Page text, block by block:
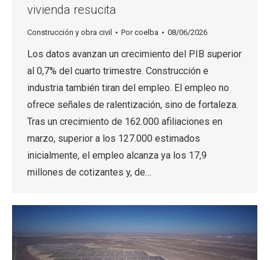
vivienda resucita
Construcción y obra civil Porcoelba 08/06/2026
Los datos avanzan un crecimiento del PIB superior
al 0,7% del cuarto trimestre. Construcción e
industria también tiran del empleo. El empleo no
ofrece señales de ralentización, sino de fortaleza.
Tras un crecimiento de 162.000 afiliaciones en
marzo, superior a los 127.000 estimados
inicialmente, el empleo alcanza ya los 17,9
millones de cotizantes y, de…